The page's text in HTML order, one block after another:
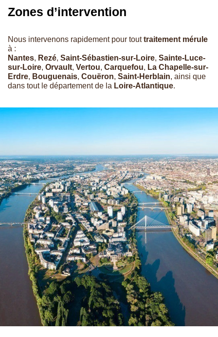
Zones d’intervention
Nous intervenons rapidement pour touttraitement mérule
à :
Nantes, Rezé, Saint-Sébastien-sur-Loire, Sainte-Luce-
sur-Loire, Orvault, Vertou, Carquefou, La Chapelle-sur-
Erdre, Bouguenais, Couëron, Saint-Herblain, ainsi que
dans tout le département de la Loire-Atlantique.